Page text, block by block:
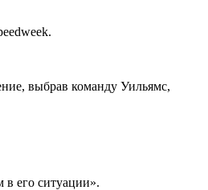
выбрав команду Уильямс,
его ситуации».